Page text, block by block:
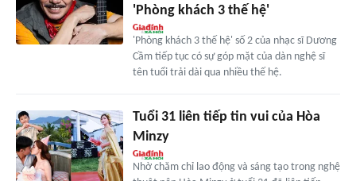
'Phòng khách 3 thế hệ'
'Phòng khách 3 thế hệ' số 2 của nhạc sĩ Dương
Cầm tiếp tục có sự góp mặt của dàn nghệ sĩ
tên tuổi trải dài qua nhiều thế hệ.
Tuổi 31 liên tiếp tin vui của Hòa
Minzy
Nhờ chăm chỉ lao động và sáng tạo trong nghệ